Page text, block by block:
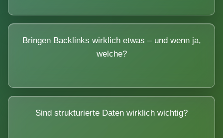
Bringen Backlinks wirklich etwas – und wenn ja,
welche?
Sind strukturierte Daten wirklich wichtig?